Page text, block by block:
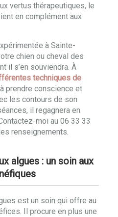
vertus thérapeutiques, le
en complément aux
à Sainte-
chien ou cheval des
il s’en souviendra. À
techniques de
à prendre conscience et
les contours de son
il regagnera en
moi au 06 33 33
renseignements.
algues : un soin aux
est un soin qui offre au
Il procure en plus une